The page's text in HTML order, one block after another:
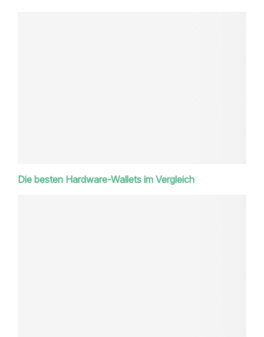
Die besten Hardware-Wallets im Vergleich